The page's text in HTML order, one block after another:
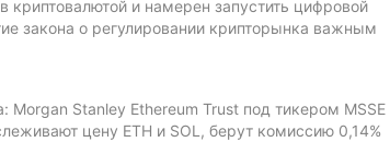
криптовалютой и намерен запустить цифровой
закона о регулировании крипторынка важным
Stanley Ethereum Trust под тикером MSSE
цену ETH и SOL, берут комиссию 0,14%